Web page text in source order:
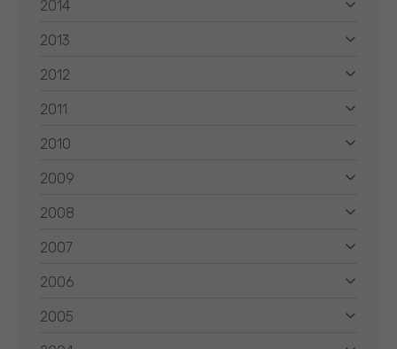
2014
2013
2012
2011
2010
2009
2008
2007
2006
2005